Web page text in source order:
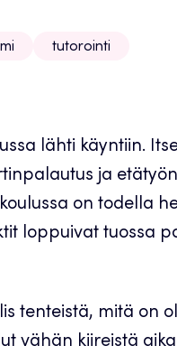
tutorointi
lähti käyntiin.
ja
on todella
loppuivat tuossa
tenteistä, mitä on
vähän kiireistä